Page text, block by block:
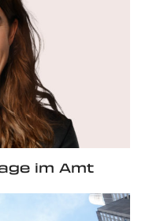
im Amt